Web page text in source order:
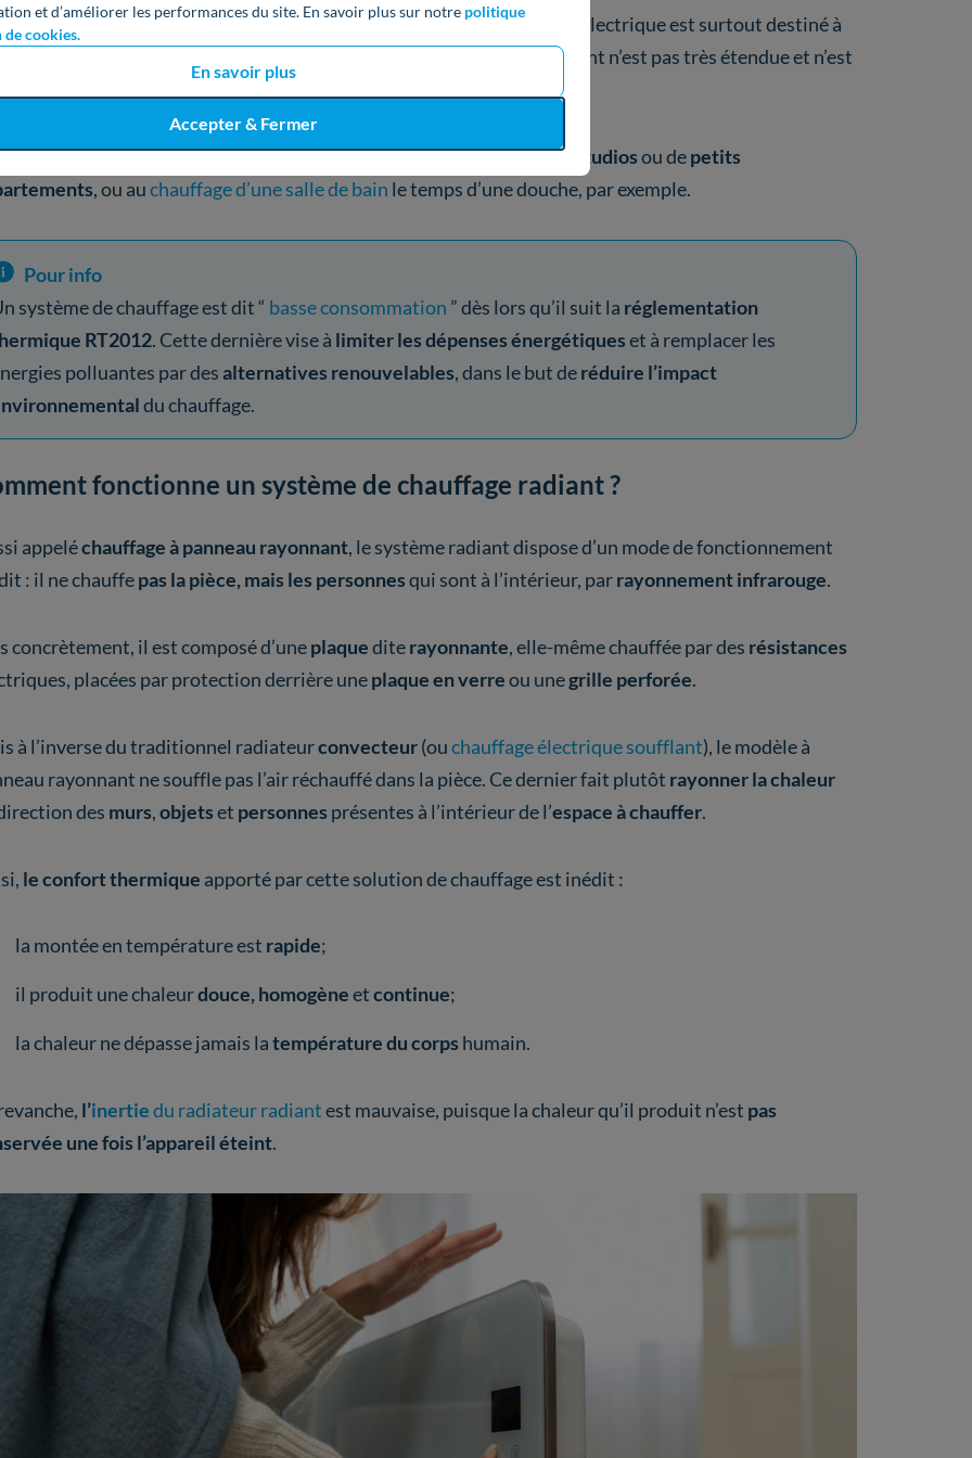
et d’améliorer les performances du site. En savoir plus sur notre politique
cookies.
En savoir plus
Accepter & Fermer
comme pour tous dispositifs d’appoint, le chauffage radiant électrique est surtout destiné à
de cet équipement n’est pas très étendue et n’est
pas adaptée aux grandes pièces
donc en grande majorité aux locataires ou propriétaires de studiosou depetits
, ou auchauffage d’une salle de bain le temps d’une douche, par exemple.
Pour info
système de chauffage est dit “ basse consommation ” dès lors qu’il suit la réglementation
RT2012. Cette dernière vise à limiter les dépenses énergétiqueset à remplacer les
polluantes par desalternatives renouvelables, dans le but deréduire l’impact
du chauffage.
fonctionne un système de chauffage radiant ?
appeléchauffage à panneau rayonnant, le système radiant dispose d’un mode de fonctionnement
: il ne chauffepas la pièce, mais les personnesqui sont à l’intérieur, parrayonnement infrarouge.
concrètement, il est composé d’uneplaquediterayonnante, elle-même chauffée par des résistances
placées par protection derrière uneplaque en verreou unegrille perforée.
à l’inverse du traditionnel radiateurconvecteur(ouchauffage électrique soufflant), le modèle à
rayonnant ne souffle pas l’air réchauffé dans la pièce. Ce dernier fait plutôt rayonner la chaleur
des murs,objetset personnes présentes à l’intérieur de l’espace à chauffer.
le confort thermique apporté par cette solution de chauffage est inédit :
la montée en température est rapide;
il produit une chaleurdouce, homogèneetcontinue;
la chaleur ne dépasse jamais latempérature du corps humain.
l’inertiedu radiateur radiantest mauvaise, puisque la chaleur qu’il produit n’est pas
une fois l’appareil éteint.